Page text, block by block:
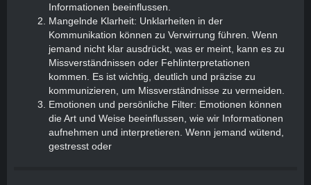
Informationen beeinflussen.
Mangelnde Klarheit: Unklarheiten in der
Kommunikation können zu Verwirrung führen. Wenn
jemand nicht klar ausdrückt, was er meint, kann es zu
Missverständnissen oder Fehlinterpretationen
kommen. Es ist wichtig, deutlich und präzise zu
kommunizieren, um Missverständnisse zu vermeiden.
Emotionen und persönliche Filter: Emotionen können
die Art und Weise beeinflussen, wie wir Informationen
aufnehmen und interpretieren. Wenn jemand wütend,
gestresst oder